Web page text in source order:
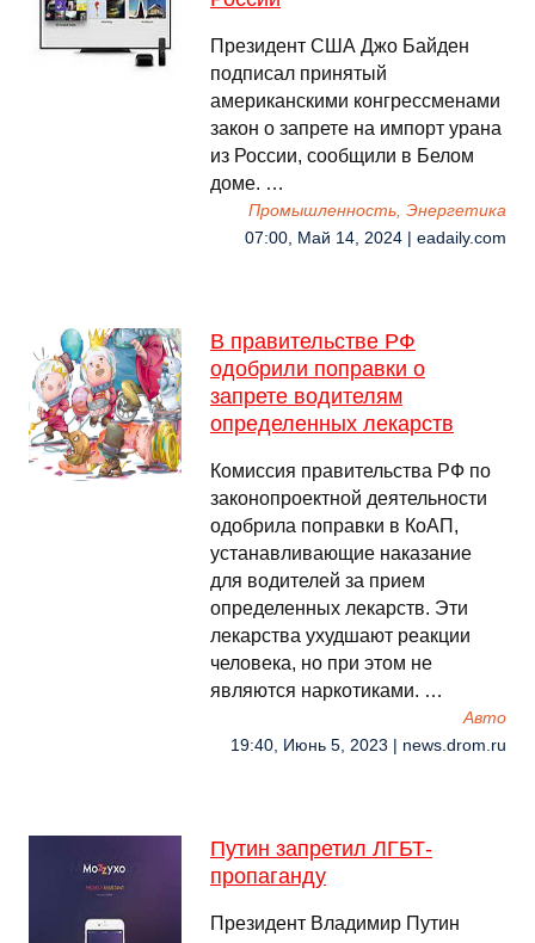
Президент США Джо Байден
подписал принятый
американскими конгрессменами
закон о запрете на импорт урана
из России, сообщили в Белом
доме. …
Промышленность, Энергетика
07:00, Май 14, 2024 | eadaily.com
В правительстве РФ
одобрили поправки о
запрете водителям
определенных лекарств
Комиссия правительства РФ по
законопроектной деятельности
одобрила поправки в КоАП,
устанавливающие наказание
для водителей за прием
определенных лекарств. Эти
лекарства ухудшают реакции
человека, но при этом не
являются наркотиками. …
Авто
19:40, Июнь 5, 2023 | news.drom.ru
Путин запретил ЛГБТ-
пропаганду
Президент Владимир Путин